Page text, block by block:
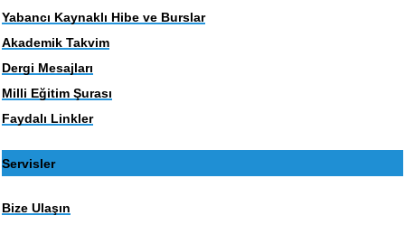
Yabancı Kaynaklı Hibe ve Burslar
Akademik Takvim
Dergi Mesajları
Milli Eğitim Şurası
Faydalı Linkler
Servisler
Bize Ulaşın